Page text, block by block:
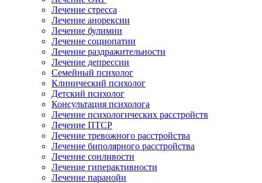
Лечение стресса
Лечение анорексии
Лечение булимии
Лечение социопатии
Лечение раздражительности
Лечение депрессии
Семейный психолог
Клинический психолог
Детский психолог
Консультация психолога
Лечение психологических расстройств
Лечение ПТСР
Лечение тревожного расстройства
Лечение биполярного расстройства
Лечение сонливости
Лечение гиперактивности
Лечение паранойи